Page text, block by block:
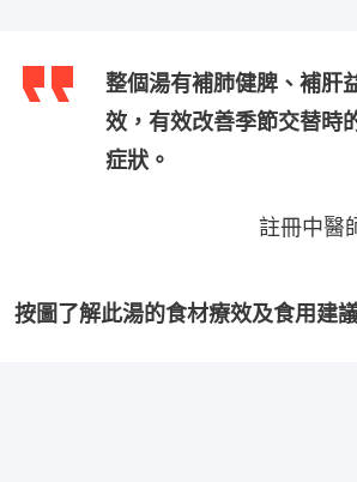
整個湯有補肺健脾、補肝
效，有效改善季節交替時
症狀。
註冊中醫
按圖了解此湯的食材療效及食用建議